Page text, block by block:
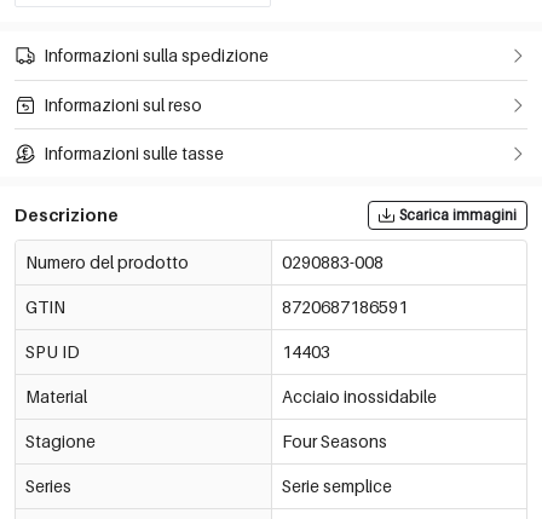
Informazioni sulla spedizione
Informazioni sul reso
Informazioni sulle tasse
Descrizione Scarica immagini
Numero del prodotto 0290883-008
GTIN 8720687186591
SPU ID 14403
Material Acciaio inossidabile
Stagione Four Seasons
Series Serie semplice